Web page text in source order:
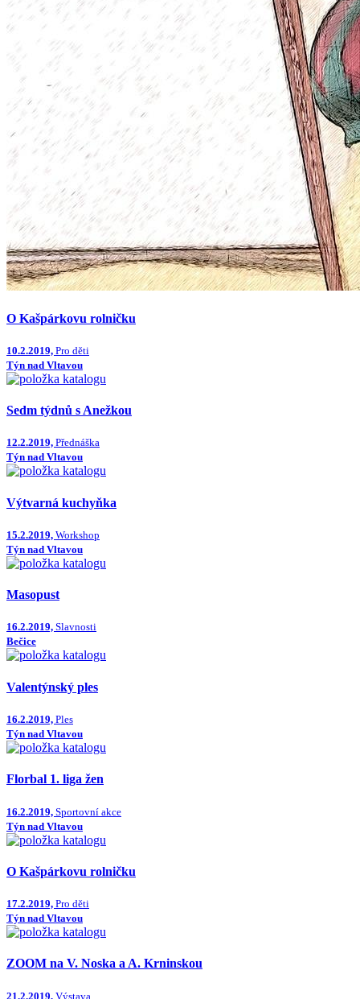
O Kašpárkovu rolničku
10.2.2019, Pro děti
Týn nad Vltavou
Sedm týdnů s Anežkou
12.2.2019, Přednáška
Týn nad Vltavou
Výtvarná kuchyňka
15.2.2019, Workshop
Týn nad Vltavou
Masopust
16.2.2019, Slavnosti
Bečice
Valentýnský ples
16.2.2019, Ples
Týn nad Vltavou
Florbal 1. liga žen
16.2.2019, Sportovní akce
Týn nad Vltavou
O Kašpárkovu rolničku
17.2.2019, Pro děti
Týn nad Vltavou
ZOOM na V. Noska a A. Krninskou
21.2.2019, Výstava